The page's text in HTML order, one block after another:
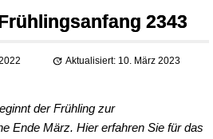
2343
Aktualisiert: 10. März 2023
der Frühling zur
Ende März. Hier erfahren Sie für das